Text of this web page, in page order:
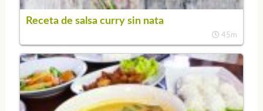
Receta de salsa curry sin nata
45m